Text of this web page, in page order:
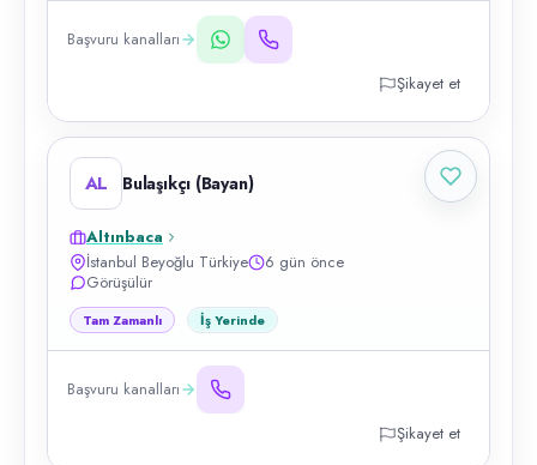
Başvuru kanalları
Şikayet et
AL Bulaşıkçı (Bayan)
Altınbaca
İstanbul Beyoğlu Türkiye
6 gün önce
Görüşülür
Tam Zamanlı İş Yerinde
Başvuru kanalları
Şikayet et